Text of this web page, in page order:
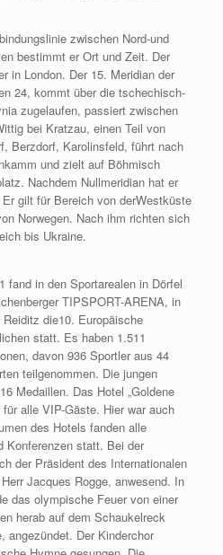
zwischen Nord-und
bestimmt er Ort und Zeit. Der
in London. Der 15. Meridian der
24, kommt über die tschechisch-
zugelaufen, passiert zwischen
bei Kratzau, einen Teil von
Berzdorf, Karolinsfeld, führt nach
und zielt auf Böhmisch
Nachdem Nullmeridian hat er
gilt für Bereich von derWestküste
Norwegen. Nach ihm richten sich
bis Ukraine.
fand in den Sportarealen in Dörfel
TIPSPORT-ARENA, in
die10. Europäische
statt. Es haben 1.511
davon 936 Sportler aus 44
teilgenommen. Die jungen
Medaillen. Das Hotel „Goldene
alle VIP-Gäste. Hier war auch
des Hotels fanden alle
Konferenzen statt. Bei der
der Präsident des Internationalen
Jacques Rogge, anwesend. In
das olympische Feuer von einer
herab auf dem Schaukelreck
angezündet. Der Kinderchor